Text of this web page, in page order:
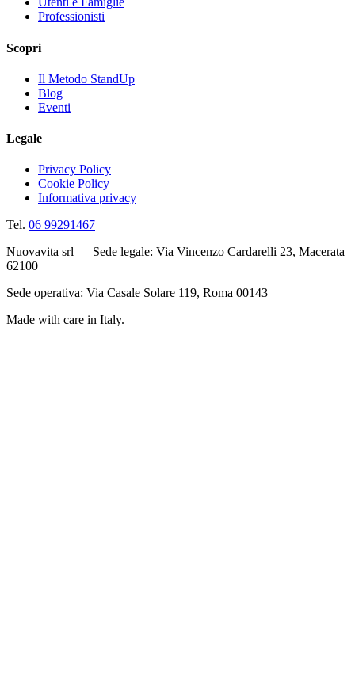
Professionisti
Scopri
Il Metodo StandUp
Blog
Eventi
Legale
Privacy Policy
Cookie Policy
Informativa privacy
Tel. 06 99291467
Nuovavita srl — Sede legale: Via Vincenzo Cardarelli 23, Macerata
62100
Sede operativa: Via Casale Solare 119, Roma 00143
Made with care in Italy.